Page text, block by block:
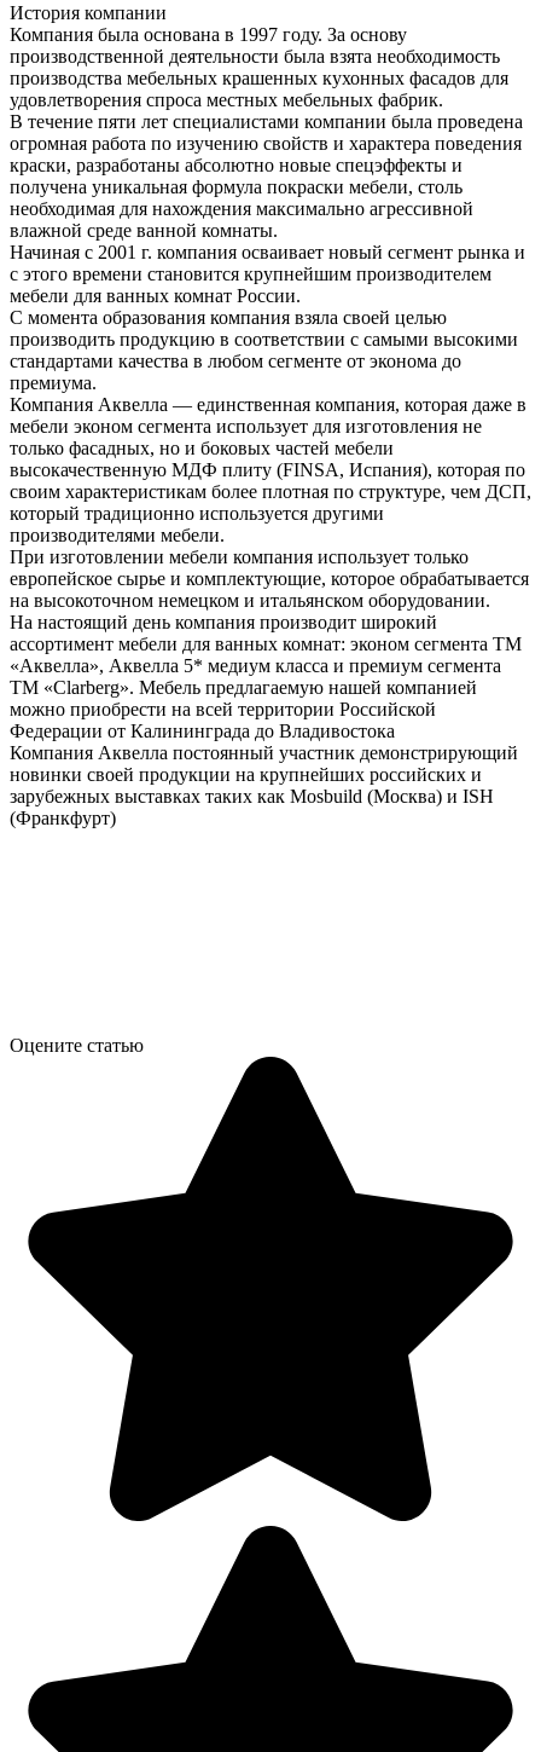
История компании
Компания была основана в 1997 году. За основу
производственной деятельности была взята необходимость
производства мебельных крашенных кухонных фасадов для
удовлетворения спроса местных мебельных фабрик.
В течение пяти лет специалистами компании была проведена
огромная работа по изучению свойств и характера поведения
краски, разработаны абсолютно новые спецэффекты и
получена уникальная формула покраски мебели, столь
необходимая для нахождения максимально агрессивной
влажной среде ванной комнаты.
Начиная с 2001 г. компания осваивает новый сегмент рынка и
с этого времени становится крупнейшим производителем
мебели для ванных комнат России.
С момента образования компания взяла своей целью
производить продукцию в соответствии с самыми высокими
стандартами качества в любом сегменте от эконома до
премиума.
Компания Аквелла — единственная компания, которая даже в
мебели эконом сегмента использует для изготовления не
только фасадных, но и боковых частей мебели
высокачественную МДФ плиту (FINSA, Испания), которая по
своим характеристикам более плотная по структуре, чем ДСП,
который традиционно используется другими
производителями мебели.
При изготовлении мебели компания использует только
европейское сырье и комплектующие, которое обрабатывается
на высокоточном немецком и итальянском оборудовании.
На настоящий день компания производит широкий
ассортимент мебели для ванных комнат: эконом сегмента ТМ
«Аквелла», Аквелла 5* медиум класса и премиум сегмента
ТМ «Clarberg». Мебель предлагаемую нашей компанией
можно приобрести на всей территории Российской
Федерации от Калининграда до Владивостока
Компания Аквелла постоянный участник демонстрирующий
новинки своей продукции на крупнейших российских и
зарубежных выставках таких как Mosbuild (Москва) и ISH
(Франкфурт)
Оцените статью